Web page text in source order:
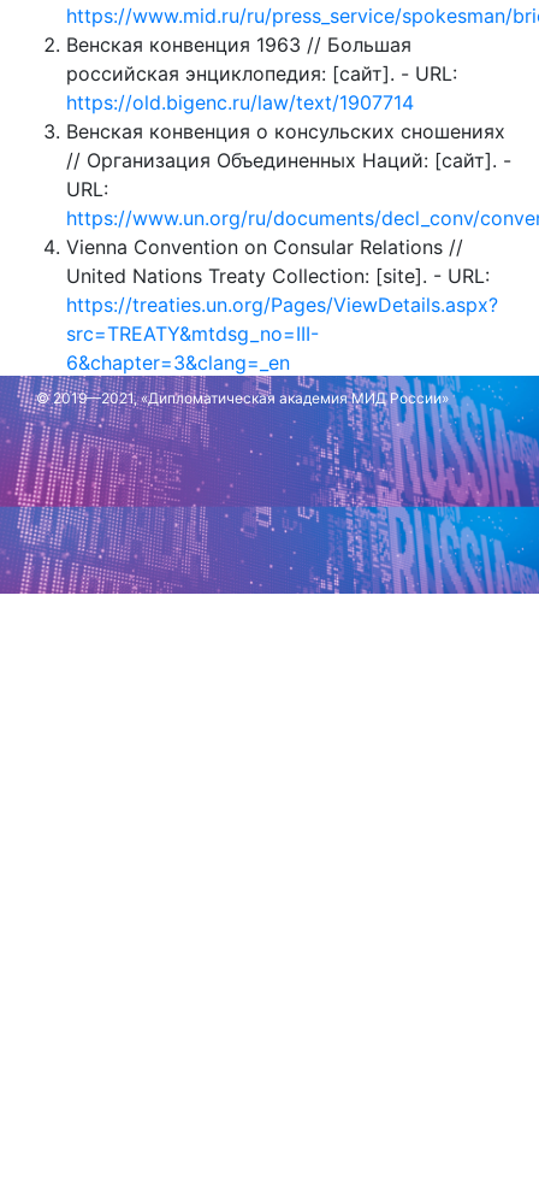
https://www.mid.ru/ru/press_service/spokesman/
Венская конвенция 1963 // Большая
российская энциклопедия: [сайт]. - URL:
https://old.bigenc.ru/law/text/1907714
Венская конвенция о консульских сношениях
// Организация Объединенных Наций: [сайт]. -
URL:
https://www.un.org/ru/documents/decl_conv/
Vienna Convention on Consular Relations //
United Nations Treaty Collection: [site]. - URL:
https://treaties.un.org/Pages/ViewDetails.aspx?
src=TREATY&mtdsg_no=III-
6&chapter=3&clang=_en
Обновлено: 26 августа 2024 г.
© 2019—2021, «Дипломатическая академия МИД России»